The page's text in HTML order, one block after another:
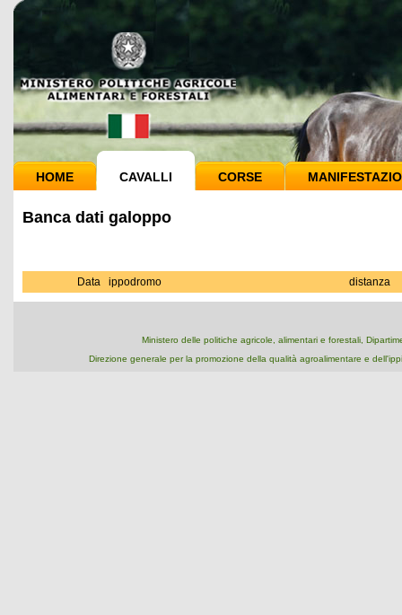
HOME CAVALLI CORSE
Banca dati galoppo
Data ippodromo distanza
Ministero delle politiche agricole, alimentari e forestali,
Direzione generale per la promozione della qualità agroalimentare e